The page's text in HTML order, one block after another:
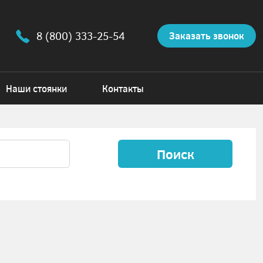
8 (800) 333-25-54 Заказать звонок
Наши стоянки Контакты
Поиск